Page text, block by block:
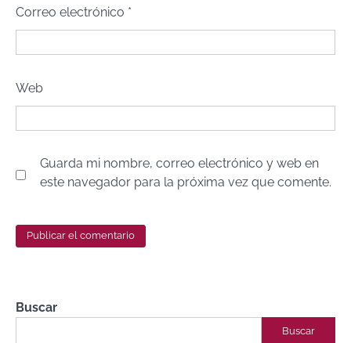
Correo electrónico *
Web
Guarda mi nombre, correo electrónico y web en
este navegador para la próxima vez que comente.
Buscar
Buscar